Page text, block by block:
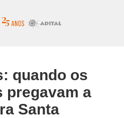
quando os
pregavam a
Santa